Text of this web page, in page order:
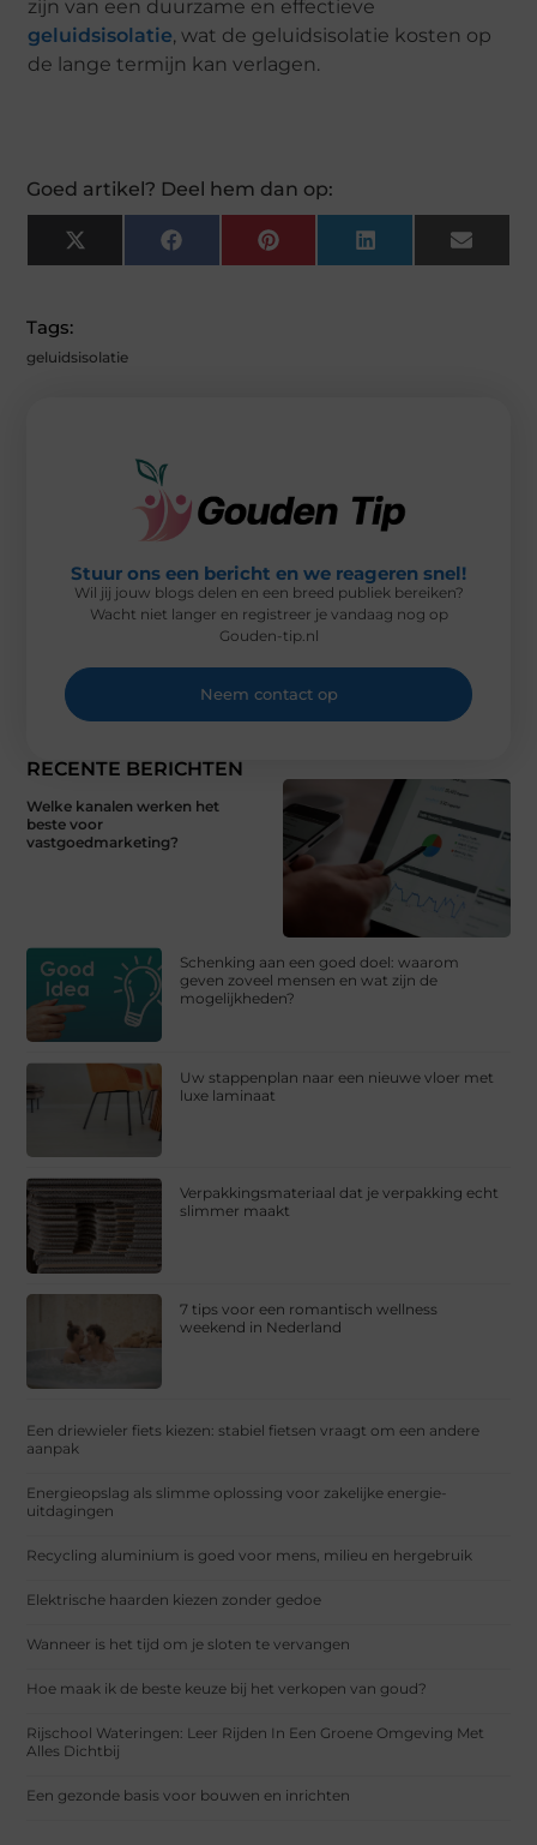
zijn van een duurzame en effectieve
geluidsisolatie, wat de geluidsisolatie kosten op
de lange termijn kan verlagen.
Goed artikel? Deel hem dan op:
X
(
E
F
A
P
I
L
I
E
M
Tags:
geluidsisolatie
RECENTE BERICHTEN
Welke kanalen werken het
beste voor
vastgoedmarketing?
Schenking aan een goed doel: waarom
geven zoveel mensen en wat zijn de
mogelijkheden?
Uw stappenplan naar een nieuwe vloer met
luxe laminaat
Verpakkingsmateriaal dat je verpakking echt
slimmer maakt
7 tips voor een romantisch wellness
weekend in Nederland
Een driewieler fiets kiezen: stabiel fietsen vraagt om een andere
aanpak
Energieopslag als slimme oplossing voor zakelijke energie-
uitdagingen
Recycling aluminium is goed voor mens, milieu en hergebruik
Elektrische haarden kiezen zonder gedoe
Wanneer is het tijd om je sloten te vervangen
Hoe maak ik de beste keuze bij het verkopen van goud?
Rijschool Wateringen: Leer Rijden In Een Groene Omgeving Met
Alles Dichtbij
Een gezonde basis voor bouwen en inrichten
Stuur ons een bericht en we reageren snel!
Wil jij jouw blogs delen en een breed publiek bereiken?
Wacht niet langer en registreer je vandaag nog op
Gouden-tip.nl
Neem contact op